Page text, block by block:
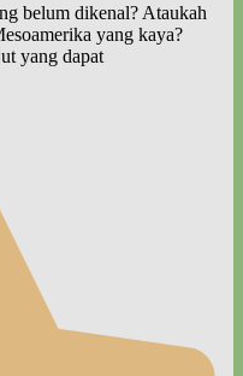
belum dikenal? Ataukah
yang kaya?
yang dapat